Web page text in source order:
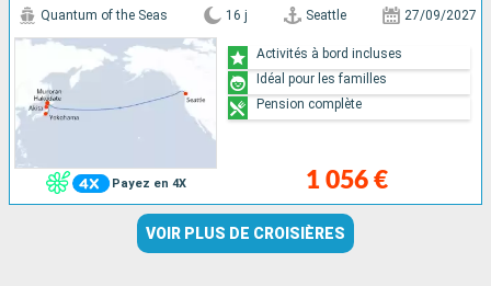
Payez en 4X
Quantum of the Seas 16 j Seattle 27/09/2027
1 056 €
Activités à bord incluses
Idéal pour les familles
Pension complète
VOIR PLUS DE CROISIÈRES